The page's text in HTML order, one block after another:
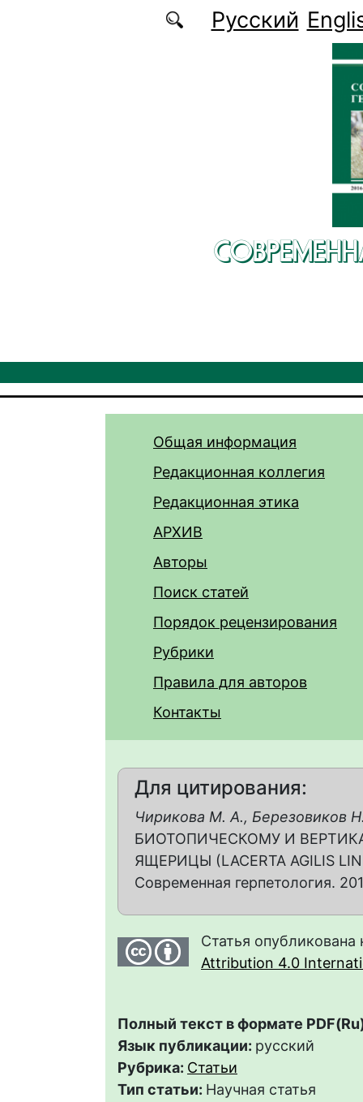
Перейти к основному содержаниюРусский
Общая информация
Редакционная коллегия
Редакционная этика
АРХИВ
Авторы
Поиск статей
Порядок рецензирования
Рубрики
Правила для авторов
Контакты
Для цитирования:
Чирикова М. А., Березовиков
БИОТОПИЧЕСКОМУ И
ЯЩЕРИЦЫ (LACERTA AGILIS
Современная герпетология.
Статья
Attribution 4.0
Полный текст в формате
Язык публикации: русский
Рубрика: Статьи
Тип статьи: Научная статья